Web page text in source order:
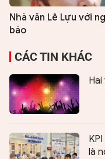
Nhà văn Lê Lựu với
báo
CÁC TIN KHÁC
là